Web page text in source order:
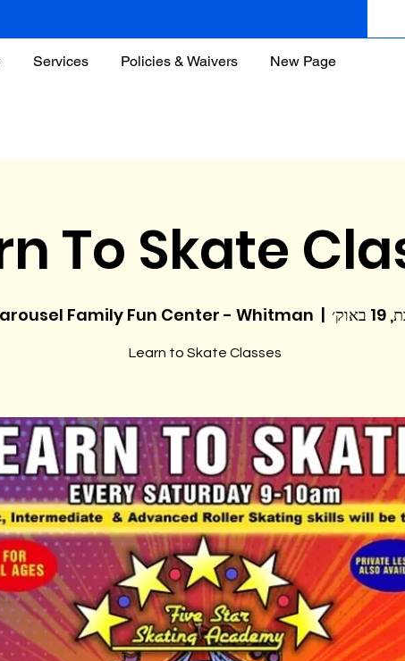
Services Policies & Waivers New Page
To Skate
  |
Family Fun Center - Whitman
Learn to Skate Classes